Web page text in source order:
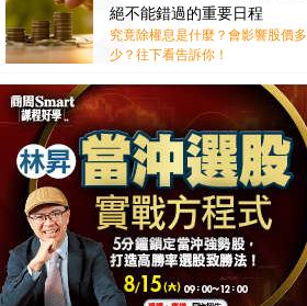
絕不能錯過的重要日程
究竟除權息是什麼？會影響股價多
少？往下看告訴你！